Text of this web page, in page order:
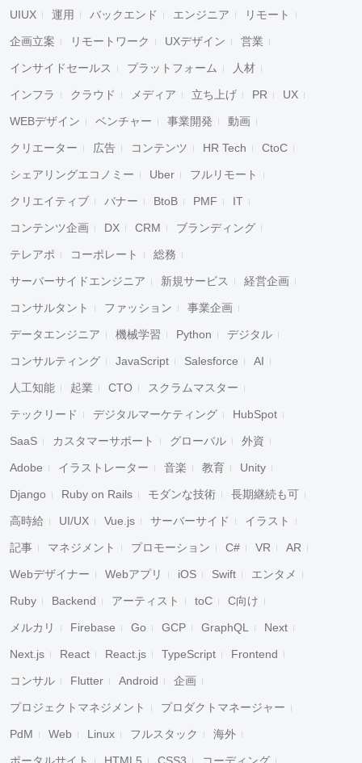
UIUX 運用 バックエンド エンジニア リモート
企画立案 リモートワーク UXデザイン 営業
インサイドセールス プラットフォーム 人材
インフラ クラウド メディア 立ち上げ PR UX
WEBデザイン ベンチャー 事業開発 動画
クリエーター 広告 コンテンツ HR Tech CtoC
シェアリングエコノミー Uber フルリモート
クリエイティブ バナー BtoB PMF IT
コンテンツ企画 DX CRM ブランディング
テレアポ コーポレート 総務
サーバーサイドエンジニア 新規サービス 経営企画
コンサルタント ファッション 事業企画
データエンジニア 機械学習 Python デジタル
コンサルティング JavaScript Salesforce AI
人工知能 起業 CTO スクラムマスター
テックリード デジタルマーケティング HubSpot
SaaS カスタマーサポート グローバル 外資
Adobe イラストレーター 音楽 教育 Unity
Django Ruby on Rails モダンな技術 長期継続も可
高時給 UI/UX Vue.js サーバーサイド イラスト
記事 マネジメント プロモーション C# VR AR
Webデザイナー Webアプリ iOS Swift エンタメ
Ruby Backend アーティスト toC C向け
メルカリ Firebase Go GCP GraphQL Next
Next.js React React.js TypeScript Frontend
コンサル Flutter Android 企画
プロジェクトマネジメント プロダクトマネージャー
PdM Web Linux フルスタック 海外
ポータルサイト HTML5 CSS3 コーディング